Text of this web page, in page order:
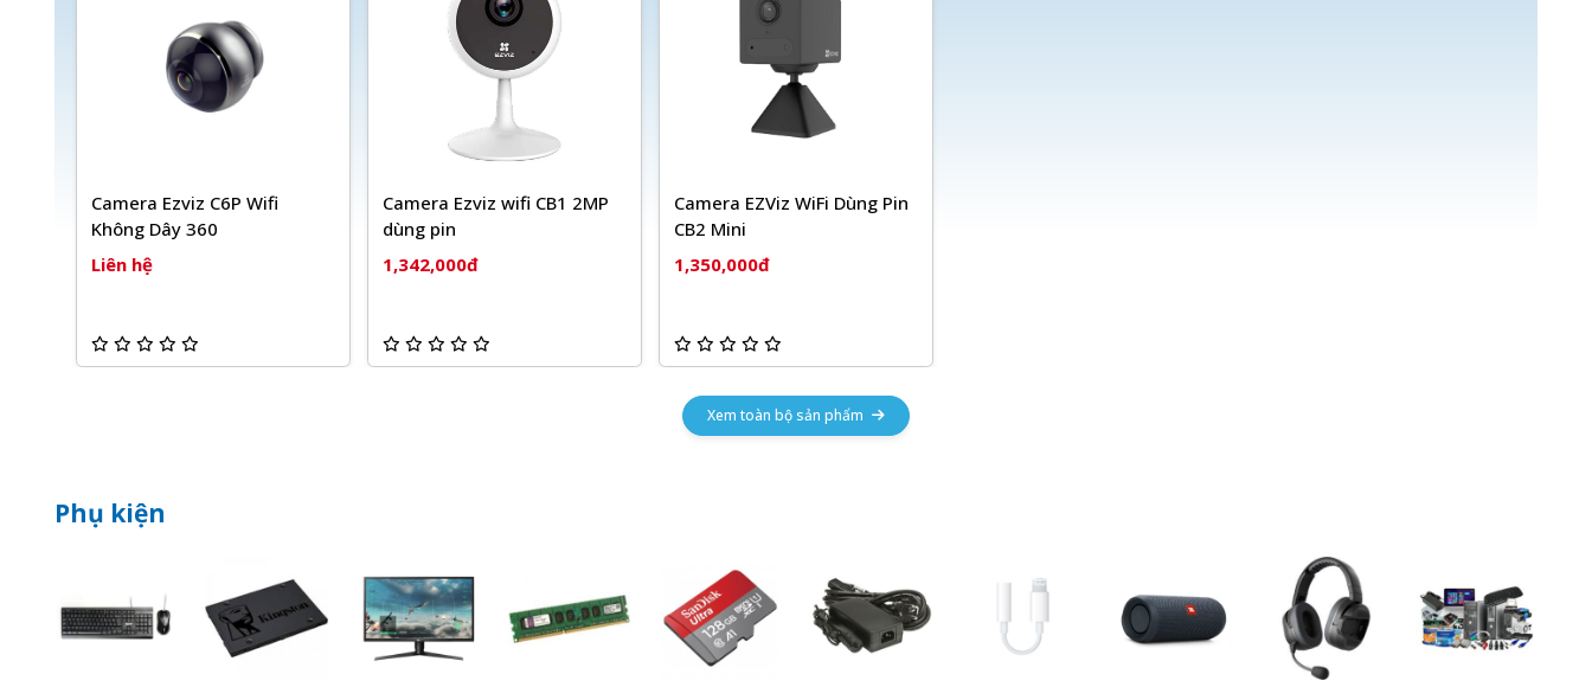
Camera Ezviz C6P Wifi
Không Dây 360
Liên hệ
Camera Ezviz wifi CB1 2MP
dùng pin
1,342,000đ
Camera EZViz WiFi Dùng Pin
CB2 Mini
1,350,000đ
Xem toàn bộ sản phẩm
Phụ kiện